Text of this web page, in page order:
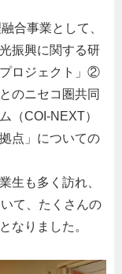
合事業として、
振興に関する研
プロジェクト」 ②
のニセコ圏共同
（COI-NEXT）
点」についての
生も多く訪れ、
て、たくさんの
なりました。